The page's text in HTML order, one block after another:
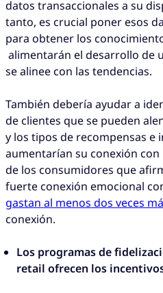
datos transaccionales a su
tanto, es crucial poner esos
para obtener los
alimentarán el desarrollo de
se alinee con las tendencias.
También debería ayudar a
de clientes que se pueden
y los tipos de recompensas e
aumentarían su conexión con
de los consumidores que
fuerte conexión emocional
gastan al menos dos veces
conexión.
Los programas de
retail ofrecen los